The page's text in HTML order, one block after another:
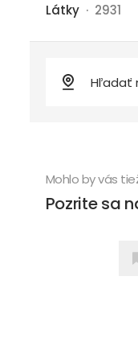
Látky · 2931
Mohlo by vás
Pozrite sa